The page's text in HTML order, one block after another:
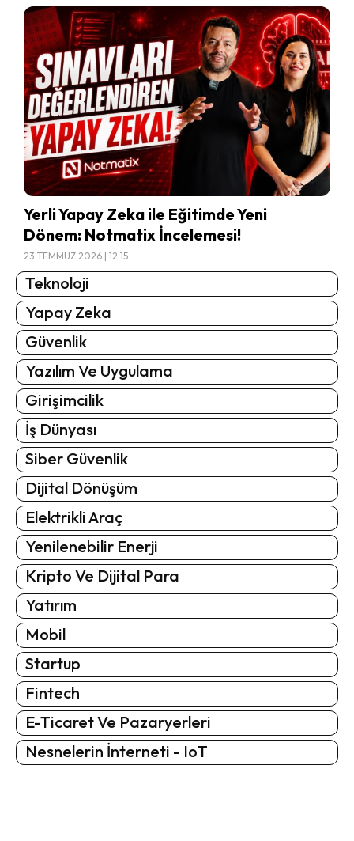
Yerli Yapay Zeka ile Eğitimde Yeni
Dönem: Notmatix İncelemesi!
23 TEMMUZ 2026 | 12:15
Teknoloji
Yapay Zeka
Güvenlik
Yazılım Ve Uygulama
Girişimcilik
İş Dünyası
Siber Güvenlik
Dijital Dönüşüm
Elektrikli Araç
Yenilenebilir Enerji
Kripto Ve Dijital Para
Yatırım
Mobil
Startup
Fintech
E-Ticaret Ve Pazaryerleri
Nesnelerin İnterneti - IoT